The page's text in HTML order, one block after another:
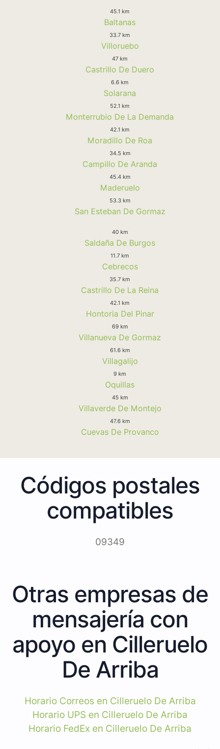
45.1 km
Baltanas
33.7 km
Villoruebo
47 km
Castrillo De Duero
6.6 km
Solarana
52.1 km
Monterrubio De La Demanda
42.1 km
Moradillo De Roa
34.5 km
Campillo De Aranda
45.4 km
Maderuelo
53.3 km
San Esteban De Gormaz
40 km
Saldaña De Burgos
11.7 km
Cebrecos
35.7 km
Castrillo De La Reina
42.1 km
Hontoria Del Pinar
69 km
Villanueva De Gormaz
61.6 km
Villagalijo
9 km
Oquillas
45 km
Villaverde De Montejo
47.6 km
Cuevas De Provanco
Códigos postales
compatibles
09349
Otras empresas de
mensajería con
apoyo en Cilleruelo
De Arriba
Horario Correos en Cilleruelo De Arriba
Horario UPS en Cilleruelo De Arriba
Horario FedEx en Cilleruelo De Arriba